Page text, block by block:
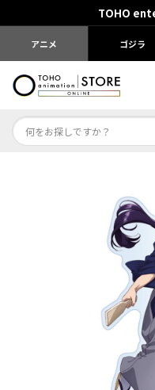
TOHO
アニメ ゴジラ
Dr.STONE STONE
じゅじゅフェス 2026
薬屋のひとりごと 夏
名探偵コナン
アニメ『僕のヒーロー